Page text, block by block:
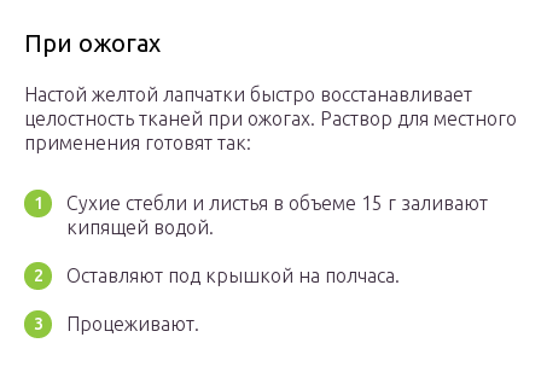
При ожогах
Настой желтой лапчатки быстро восстанавливает
целостность тканей при ожогах. Раствор для местного
применения готовят так:
Сухие стебли и листья в объеме 15 г заливают
кипящей водой.
Оставляют под крышкой на полчаса.
Процеживают.